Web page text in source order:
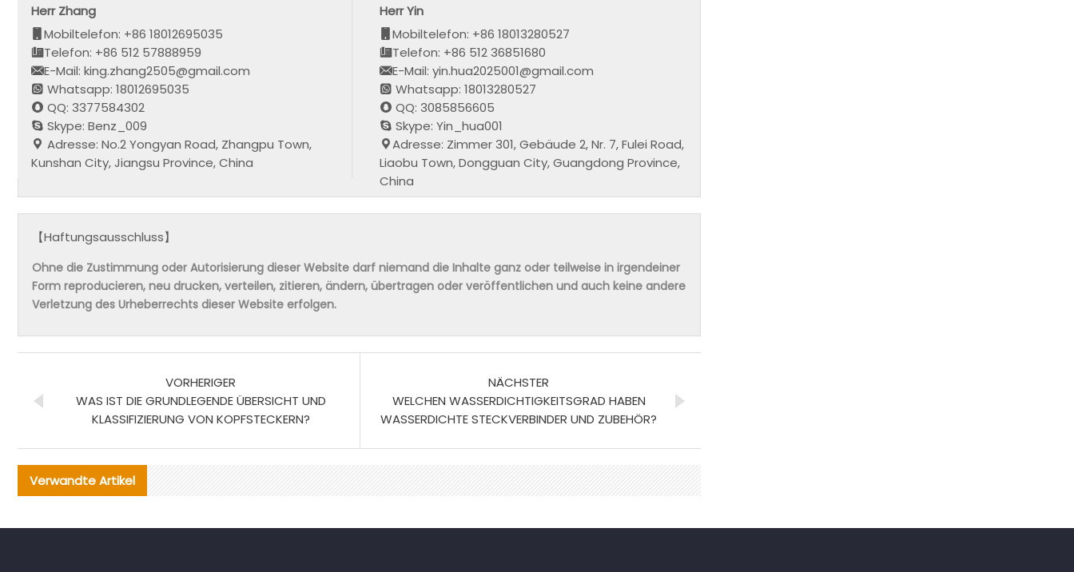
Herr Zhang
Mobiltelefon: +86 18012695035
Telefon: +86 512 57888959
E-Mail: king.zhang2505@gmail.com
Whatsapp: 18012695035
QQ: 3377584302
Skype: Benz_009
Adresse: No.2 Yongyan Road, Zhangpu Town,
Kunshan City, Jiangsu Province, China
Herr Yin
Mobiltelefon: +86 18013280527
Telefon: +86 512 36851680
E-Mail: yin.hua2025001@gmail.com
Whatsapp: 18013280527
QQ: 3085856605
Skype: Yin_hua001
Adresse: Zimmer 301, Gebäude 2, Nr. 7, Fulei Road,
Liaobu Town, Dongguan City, Guangdong Province,
China
【Haftungsausschluss】
Ohne die Zustimmung oder Autorisierung dieser Website darf niemand die Inhalte ganz oder teilweise in irgendeiner
Form reproducieren, neu drucken, verteilen, zitieren, ändern, übertragen oder veröffentlichen und auch keine andere
Verletzung des Urheberrechts dieser Website erfolgen.
VORHERIGER
WAS IST DIE GRUNDLEGENDE ÜBERSICHT UND
KLASSIFIZIERUNG VON KOPFSTECKERN?
NÄCHSTER
WELCHEN WASSERDICHTIGKEITSGRAD HABEN
WASSERDICHTE STECKVERBINDER UND ZUBEHÖR?
Verwandte Artikel